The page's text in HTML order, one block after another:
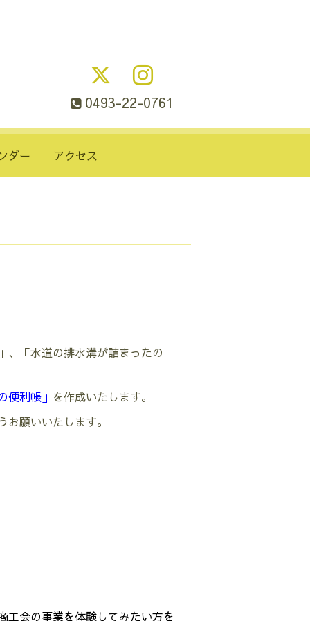
0493-22-0761
ダー アクセス
、「水道の排水溝が詰まったの
便利帳」 を作成いたします。
願いいたします。
工会の事業を体験してみたい方を